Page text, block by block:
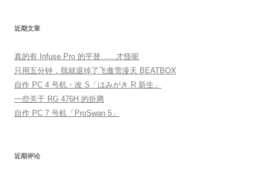
近期文章
真的有 Infuse Pro 的平替……才怪呢
只用五分钟，我就退掉了飞傲雪漫天 BEATBOX
自作 PC 4 号机・改 S「はみがき R 新生」
一些关于 RG 476H 的折腾
自作 PC 7 号机「ProSwan 5」
近期评论